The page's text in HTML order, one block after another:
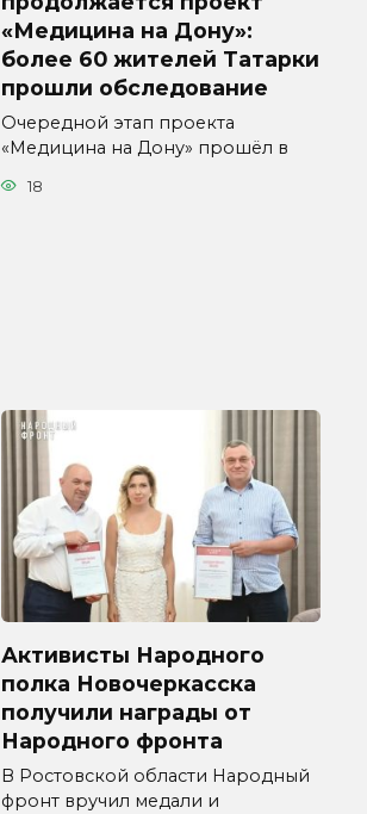
«Медицина на Дону»:
более 60 жителей Татарки
прошли обследование
Очередной этап проекта
«Медицина на Дону» прошёл в
18
Активисты Народного
полка Новочеркасска
получили награды от
Народного фронта
В Ростовской области Народный
фронт вручил медали и